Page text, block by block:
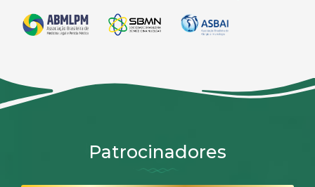
Patrocinadores